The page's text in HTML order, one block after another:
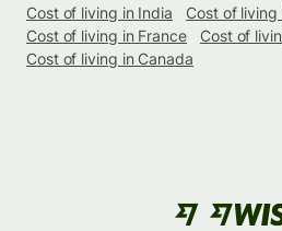
Cost of living in India
Cost of living
Cost of living in France
Cost of
Cost of living in Canada